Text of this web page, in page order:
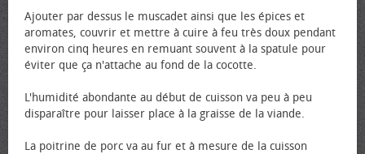
Ajouter par dessus le muscadet ainsi que les épices et
aromates, couvrir et mettre à cuire à feu très doux pendant
environ cinq heures en remuant souvent à la spatule pour
éviter que ça n'attache au fond de la cocotte.
L'humidité abondante au début de cuisson va peu à peu
disparaître pour laisser place à la graisse de la viande.
La poitrine de porc va au fur et à mesure de la cuisson